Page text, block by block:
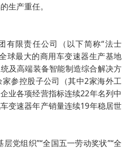
生产重任。
有限责任公司（以下简称“法士
球最大的商用车变速器生产基地
及高端装备智能制造综合解决方
参控股子公司（其中2家海外工
业各项经营指标连续22年名列中
变速器年产销量连续19年稳居世
党组织”“全国五一劳动奖状”“全